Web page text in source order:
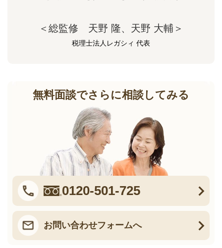
＜総監修 天野 隆、天野 大輔＞
税理士法人レガシィ 代表
無料面談でさらに相談してみる
0120-501-725
お問い合わせフォームへ